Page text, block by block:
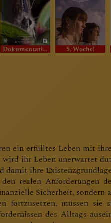
Dokumentation 5. Woche!
ein erfülltes Leben mit
wird ihr Leben unerwartet
damit ihre
realen Anforderungen
Sicherheit, sondern
fortzusetzen, müssen sie
des Alltags